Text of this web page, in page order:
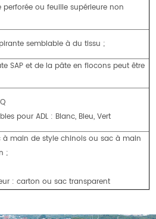
perforée ou feuille supérieure non
semblable à du tissu ;
SAP et de la pâte en flocons peut être
pour ADL : Blanc, Bleu, Vert
main de style chinois ou sac à main
;
: carton ou sac transparent